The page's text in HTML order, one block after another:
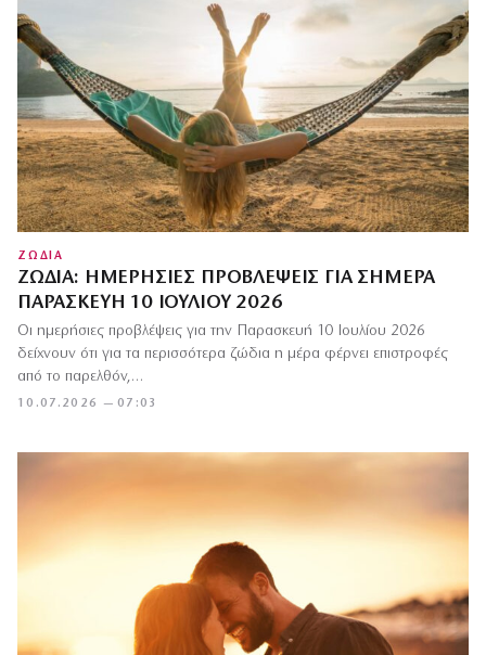
ΖΩΔΙΑ
ΖΏΔΙΑ: ΗΜΕΡΉΣΙΕΣ ΠΡΟΒΛΈΨΕΙΣ ΓΙΑ ΣΉΜΕΡΑ
ΠΑΡΑΣΚΕΥΉ 10 ΙΟΥΛΊΟΥ 2026
10.07.2026 — 07:03
Οι ημερήσιες προβλέψεις για την Παρασκευή 10 Ιουλίου 2026
δείχνουν ότι για τα περισσότερα ζώδια η μέρα φέρνει επιστροφές
από το παρελθόν,…